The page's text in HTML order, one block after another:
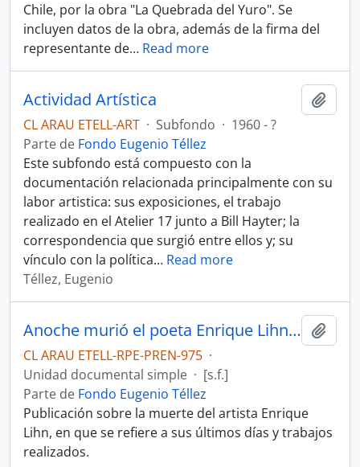
Chile, por la obra "La Quebrada del Yuro". Se
incluyen datos de la obra, además de la firma del
representante de… Read more
Actividad Artística
CL ARAU ETELL-ART · Subfondo · 1960 - ?
Parte de Fondo Eugenio Téllez
Este subfondo está compuesto con la
documentación relacionada principalmente con su
labor artistica: sus exposiciones, el trabajo
realizado en el Atelier 17 junto a Bill Hayter; la
correspondencia que surgió entre ellos y; su
vínculo con la política… Read more
Téllez, Eugenio
Anoche murió el poeta Enrique Lihn. Artículo
CL ARAU ETELL-RPE-PREN-975 ·
Unidad documental simple · [s.f.]
Parte de Fondo Eugenio Téllez
Publicación sobre la muerte del artista Enrique
Lihn, en que se refiere a sus últimos días y trabajos
realizados.